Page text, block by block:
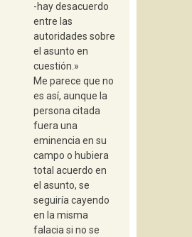
-hay desacuerdo
entre las
autoridades sobre
el asunto en
cuestión.»
Me parece que no
es así, aunque la
persona citada
fuera una
eminencia en su
campo o hubiera
total acuerdo en
el asunto, se
seguiría cayendo
en la misma
falacia si no se